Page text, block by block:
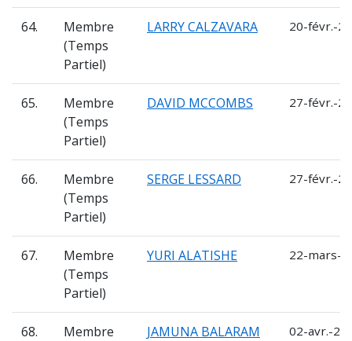
64.
Membre
(Temps
Partiel)
LARRY CALZAVARA 20-févr.-
65.
Membre
(Temps
Partiel)
DAVID MCCOMBS 27-févr.-
66.
Membre
(Temps
Partiel)
SERGE LESSARD 27-févr.-
67.
Membre
(Temps
Partiel)
YURI ALATISHE 22-mars-
68.
Membre
JAMUNA BALARAM 02-avr.-